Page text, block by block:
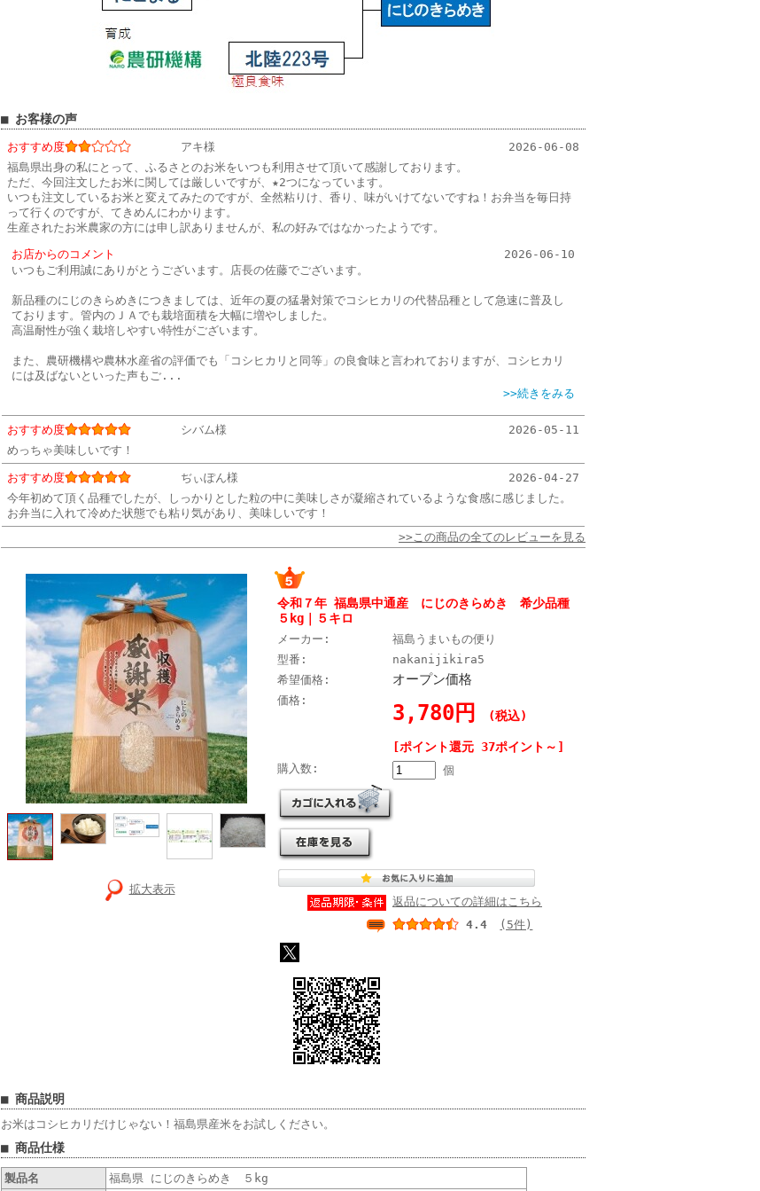
■ お客様の声
おすすめ度 アキ様
2026-06-08
福島県出身の私にとって、ふるさとのお米をいつも利用させて頂いて感謝しております。
ただ、今回注文したお米に関しては厳しいですが、★2つになっています。
いつも注文しているお米と変えてみたのですが、全然粘りけ、香り、味がいけてないですね！お弁当を毎日持
って行くのですが、てきめんにわかります。
生産されたお米農家の方には申し訳ありませんが、私の好みではなかったようです。
お店からのコメント
2026-06-10
いつもご利用誠にありがとうございます。店長の佐藤でございます。
新品種のにじのきらめきにつきましては、近年の夏の猛暑対策でコシヒカリの代替品種として急速に普及し
ております。管内のＪＡでも栽培面積を大幅に増やしました。
高温耐性が強く栽培しやすい特性がございます。
また、農研機構や農林水産省の評価でも「コシヒカリと同等」の良食味と言われておりますが、コシヒカリ
には及ばないといった声もご ...
>>続きをみる
おすすめ度 シバム様
2026-05-11
めっちゃ美味しいです！
おすすめ度 ぢぃぽん様
2026-04-27
今年初めて頂く品種でしたが、しっかりとした粒の中に美味しさが凝縮されているような食感に感じました。
お弁当に入れて冷めた状態でも粘り気があり、美味しいです！
>>この商品の全てのレビューを見る
拡大表示
令和７年 福島県中通産 にじのきらめき 希少品種
５kg｜５キロ
メーカー:
福島うまいもの便り
型番:
nakanijikira5
希望価格:
オープン価格
価格:
3,780円 (税込)
[ポイント還元 37ポイント～]
購入数: 個
返品についての詳細はこちら
4.4
(5件)
■ 商品説明
お米はコシヒカリだけじゃない！福島県産米をお試しください。
■ 商品仕様
製品名
福島県 にじのきらめき ５kg